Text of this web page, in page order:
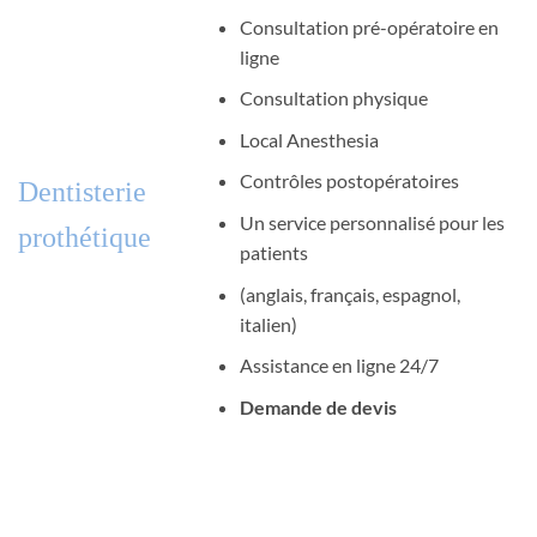
Dentisterie
prothétique
Consultation pré-opératoire en
ligne
Consultation physique
Local Anesthesia
Contrôles postopératoires
Un service personnalisé pour les
patients
(anglais, français, espagnol,
italien)
Assistance en ligne 24/7
Demande de devis